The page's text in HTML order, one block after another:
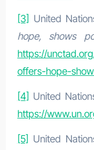
[3] United
hope, shows
https://
offers-hope-
[4] United
https://
[5] United